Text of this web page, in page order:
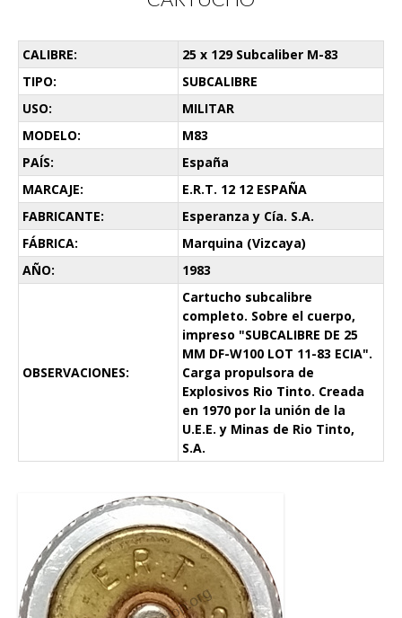
CALIBRE:
25 x 129 Subcaliber M-83
TIPO:
SUBCALIBRE
USO:
MILITAR
MODELO:
M83
PAÍS:
España
MARCAJE:
E.R.T. 12 12 ESPAÑA
FABRICANTE:
Esperanza y Cía. S.A.
FÁBRICA:
Marquina (Vizcaya)
AÑO:
1983
OBSERVACIONES:
Cartucho subcalibre
completo. Sobre el cuerpo,
impreso "SUBCALIBRE DE 25
MM DF-W100 LOT 11-83 ECIA".
Carga propulsora de
Explosivos Rio Tinto. Creada
en 1970 por la unión de la
U.E.E. y Minas de Rio Tinto,
S.A.